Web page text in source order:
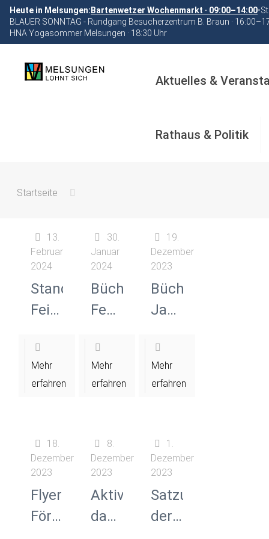
Heute in Melsungen: Bartenwetzer Wochenmarkt · 09:00–14:00•
BLAUER SONNTAG - Rundgang Besucherzentrum B. Braun ·
HNA Yogasommer Melsungen · 18:30 Uhr
Aktuelles &
Rathaus & Politik
Startseite
13.
Februar
2024
Standplatzbewerbung
Feierabend-
Melsungen
2024
Mehr
erfahren
30.
Januar
2024
Bücherliste
Februar
Mehr
erfahren
19.
Dezember
2023
Bücherliste
Januar
Mehr
erfahren
18.
Dezember
2023
Flyer
Förderverein
8.
Dezember
2023
Aktiv
dabei
1.
Dezember
2023
Satzung
der